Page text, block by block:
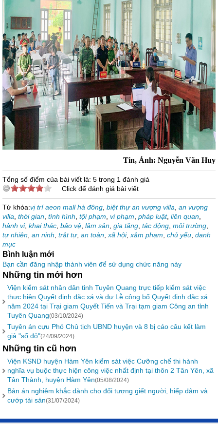
Tin, Ảnh: Nguyễn Văn Huy
Tổng số điểm của bài viết là: 5 trong 1 đánh giá
Click để đánh giá bài viết
Từ khóa:vị trí aeon mall hà đông biệt thự an vượng villa an vượng
villa thời gian tình hình tội phạm vi phạm pháp luật, liên quan
hành vi, khai thác bảo vệ lâm sản gia tăng tác động môi trường
tự nhiên an ninh trật tự, an toàn xã hội, xâm phạm chủ yếu danh
mục
Bình luận mới
Bạn cần đăng nhập thành viên để sử dụng chức năng này
Những tin mới hơn
Viện kiểm sát nhân dân tỉnh Tuyên Quang trực tiếp kiểm sát việc
thực hiện Quyết định đặc xá và dự Lễ công bố Quyết định đặc xá
năm 2024 tại Trại giam Quyết Tiến và Trại tạm giam Công an tỉnh
Tuyên Quang(03/10/2024)
Tuyên án cựu Phó Chủ tịch UBND huyện và 8 bị cáo câu kết làm
giả "sổ đỏ"(24/09/2024)
Những tin cũ hơn
Viện KSND huyện Hàm Yên kiểm sát việc Cưỡng chế thi hành
nghĩa vụ buộc thực hiện công việc nhất định tại thôn 2 Tân Yên, xã
Tân Thành, huyện Hàm Yên(05/08/2024)
Bản án nghiêm khắc dành cho đối tượng giết người, hiếp dâm và
cướp tài sản(31/07/2024)